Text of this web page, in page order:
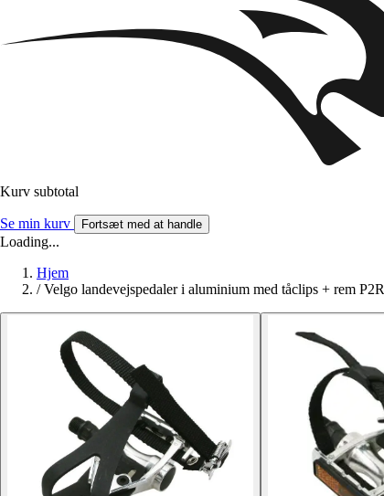
Kurv subtotal
Se min kurv Fortsæt med at handle
Loading...
Hjem
/ Velgo landevejspedaler i aluminium med tåclips + rem P2R